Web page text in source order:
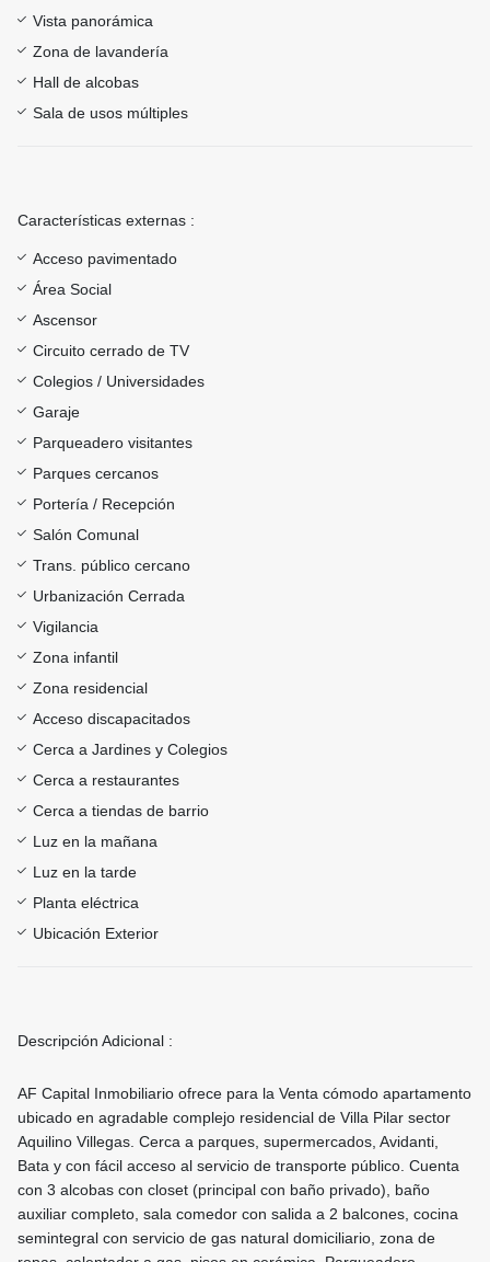
Vista panorámica
Zona de lavandería
Hall de alcobas
Sala de usos múltiples
Características externas :
Acceso pavimentado
Área Social
Ascensor
Circuito cerrado de TV
Colegios / Universidades
Garaje
Parqueadero visitantes
Parques cercanos
Portería / Recepción
Salón Comunal
Trans. público cercano
Urbanización Cerrada
Vigilancia
Zona infantil
Zona residencial
Acceso discapacitados
Cerca a Jardines y Colegios
Cerca a restaurantes
Cerca a tiendas de barrio
Luz en la mañana
Luz en la tarde
Planta eléctrica
Ubicación Exterior
Descripción Adicional :
AF Capital Inmobiliario ofrece para la Venta cómodo apartamento
ubicado en agradable complejo residencial de Villa Pilar sector
Aquilino Villegas. Cerca a parques, supermercados, Avidanti,
Bata y con fácil acceso al servicio de transporte público. Cuenta
con 3 alcobas con closet (principal con baño privado), baño
auxiliar completo, sala comedor con salida a 2 balcones, cocina
semintegral con servicio de gas natural domiciliario, zona de